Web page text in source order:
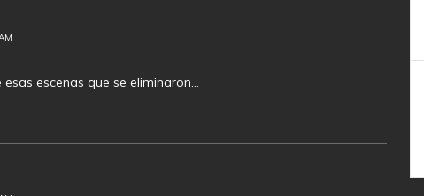
escenas que se eliminaron…